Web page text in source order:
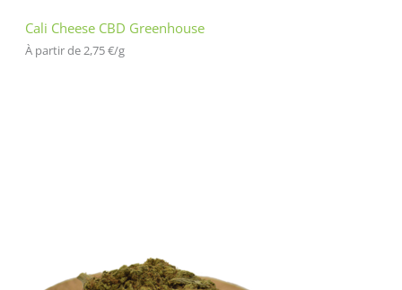
Cali Cheese CBD Greenhouse
À partir de 2,75€/g